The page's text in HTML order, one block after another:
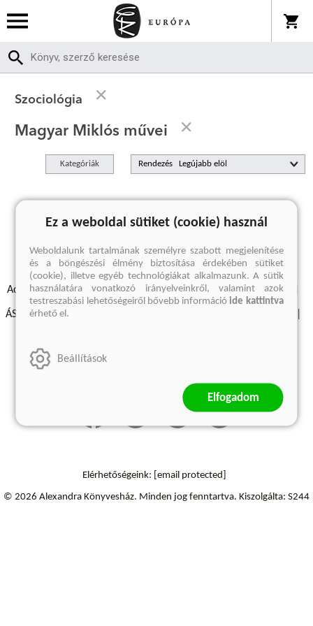
Szociológia
Magyar Miklós művei
Kategóriák Rendezés
A keresett kifejezésre nincs találat
Adatvédelmi szabályzatok Elállási felmondási nyilatkozat
ÁSZF - Vásárlási feltételek
Elérhetőségeink: [email protected]
© 2026 Alexandra Könyvesház. Minden jog fenntartva. Kiszolgálta: S244
Ez a weboldal sütiket (cookie) használ
Weboldalunk tartalmának személyre szabott megjelenítése
és a böngészési élmény biztosítása érdekében sütiket
(cookie), illetve egyéb technológiákat alkalmazunk. A sütik
használatára vonatkozó irányelveinkről, valamint azok
testreszabási lehetőségeiről bővebb információide kattintva
érhető el.
Beállítások
Elfogadom